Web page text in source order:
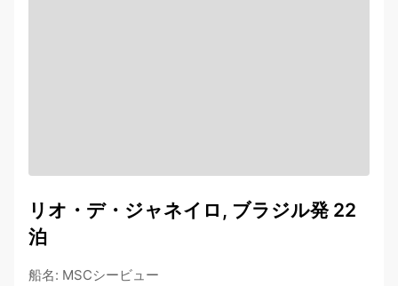
リオ・デ・ジャネイロ, ブラジル発 22
泊
船名: MSCシービュー